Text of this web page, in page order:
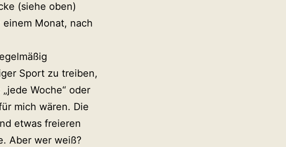
(siehe oben)
Monat, nach
Sport zu treiben,
Woche“ oder
mich wären. Die
etwas freieren
Aber wer weiß?